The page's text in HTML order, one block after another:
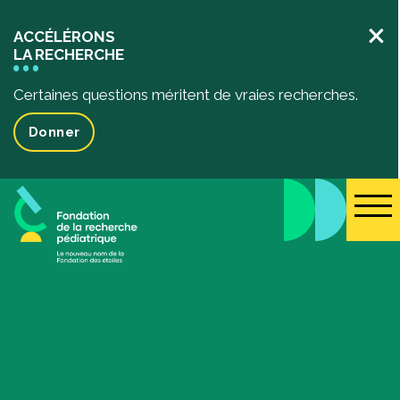
ACCÉLÉRONS
LA RECHERCHE
Certaines questions méritent de vraies recherches.
Donner
×
La recherche pédiatrique
Votre impact
L’impact de vos dons